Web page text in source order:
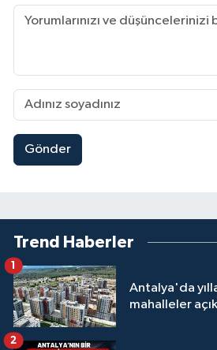
Gönder
Trend Haberler
Antalya'da
mahalleler
1
2